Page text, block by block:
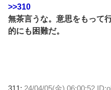
>>310
無茶言うな。意思をもって
的にも困難だ。